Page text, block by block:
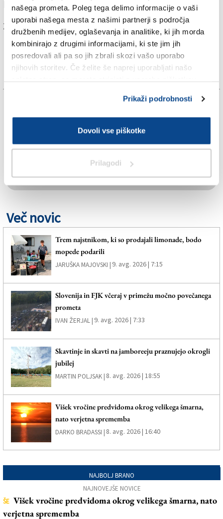
našega prometa. Poleg tega delimo informacije o vaši
uporabi našega mesta z našimi partnerji s področja
družbenih medijev, oglaševanja in analitike, ki jih morda
kombinirajo z drugimi informacijami, ki ste jim jih
posredovali ali pa so jih zbrali skozi vašo uporabo
njihovih storitev. Če želite še naprej uporabljati našo
Prikaži podrobnosti
Dovoli vse piškotke
Prilagodi
bodo od tedaj še daljše in občutek pomladi vse večji.
Za branje in pisanje komentarjevje potrebna prijava
FJK
SPLETNO UREDNIŠTVO
Več novic
Trem najstnikom, ki so prodajali limonade, bodo
mopede podarili
JARUŠKA MAJOVSKI | 9. avg. 2026 | 7:15
Slovenija in FJK včeraj v primežu močno povečanega
prometa
IVAN ŽERJAL | 9. avg. 2026 | 7:33
Skavtinje in skavti na jamboreeju praznujejo okrogli
jubilej
MARTIN POLJSAK | 8. avg. 2026 | 18:55
Višek vročine predvidoma okrog velikega šmarna,
nato verjetna sprememba
DARKO BRADASSI | 8. avg. 2026 | 16:40
NAJBOLJ BRANO
NAJNOVEJŠE NOVICE
ŠE Višek vročine predvidoma okrog velikega šmarna, nato
verjetna sprememba